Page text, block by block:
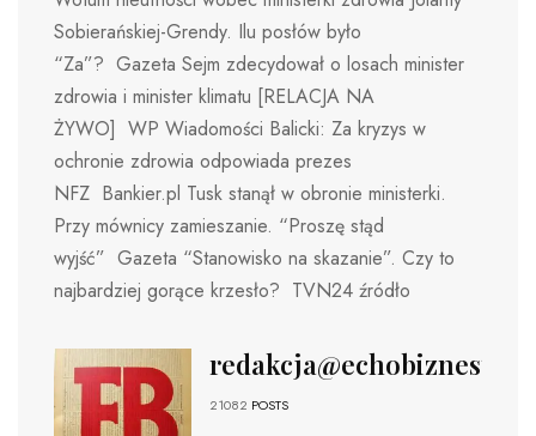
Sobierańskiej-Grendy. Ilu posłów było
“Za”? Gazeta Sejm zdecydował o losach minister
zdrowia i minister klimatu [RELACJA NA
ŻYWO] WP Wiadomości Balicki: Za kryzys w
ochronie zdrowia odpowiada prezes
NFZ Bankier.pl Tusk stanął w obronie ministerki.
Przy mównicy zamieszanie. “Proszę stąd
wyjść” Gazeta “Stanowisko na skazanie”. Czy to
najbardziej gorące krzesło? TVN24 źródło
redakcja@echobiznesu.pl
21082 POSTS